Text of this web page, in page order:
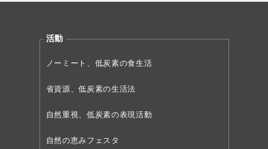
活動
ノーミート、低炭素の食生活
省資源、低炭素の生活法
自然重視、低炭素の表現活動
自然の恵みフェスタ